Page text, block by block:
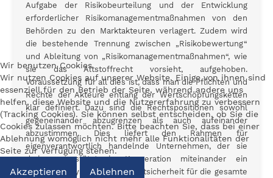
Aufgabe der Risikobeurteilung und der Entwicklung
erforderlicher Risikomanagementmaßnahmen von den
Behörden zu den Marktakteuren verlagert. Zudem wird
die bestehende Trennung zwischen „Risikobewertung“
und Ableitung von „Risikomanagementmaßnahmen“, wie
sie das Altstoffrecht vorsieht, aufgehoben.
Voraussetzung für all dies ist, dass man die Pflichten und
Rechte der Akteure entlang der Wertschöpfungsketten
klar definiert. Dazu sind die Rechtspositionen sowohl
gegeneinander abzugrenzen als auch aufeinander
abzustimmen. Dies liefert den Rahmen für
eigenverantwortlich handelnde Unternehmen, der sie
darin unterstützt, in Kooperation miteinander ein
effizientes System der Produktsicherheit für die gesamte
Wir benutzen Cookies
Wir nutzen Cookies auf unserer Website. Einige von ihnen sind
essenziell für den Betrieb der Seite, während andere uns
helfen, diese Website und die Nutzererfahrung zu verbessern
(Tracking Cookies). Sie können selbst entscheiden, ob Sie die
Cookies zulassen möchten. Bitte beachten Sie, dass bei einer
Ablehnung womöglich nicht mehr alle Funktionalitäten der
Seite zur Verfügung stehen.
Akzeptieren Ablehnen